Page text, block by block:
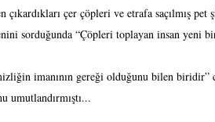
çer çöpleri ve etrafa saçılmış
sorduğunda “Çöpleri toplayan insan yeni
imanının gereği olduğunu bilen biridir”
umutlandırmıştı...